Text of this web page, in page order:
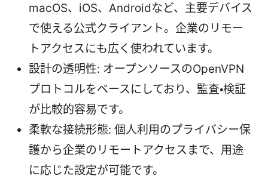
macOS、iOS、Androidなど、主要デバイス
で使える公式クライアント。企業のリモー
トアクセスにも広く使われています。
設計の透明性: オープンソースのOpenVPN
プロトコルをベースにしており、監査・検証
が比較的容易です。
柔軟な接続形態: 個人利用のプライバシー保
護から企業のリモートアクセスまで、用途
に応じた設定が可能です。